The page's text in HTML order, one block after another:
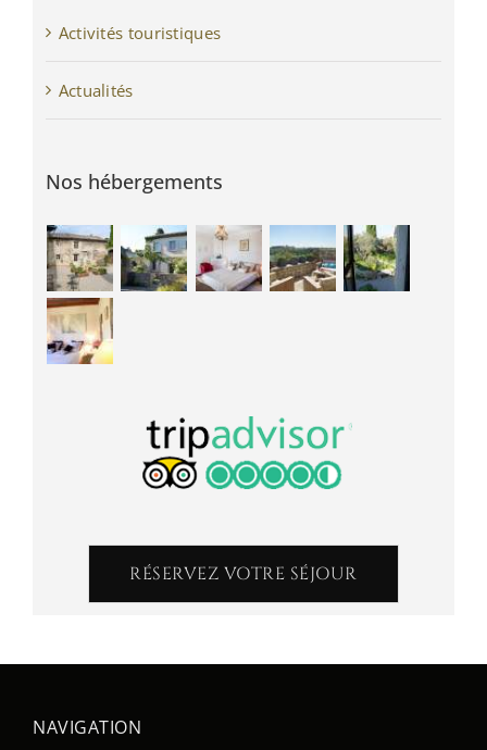
Activités touristiques
Actualités
Nos hébergements
RÉSERVEZ VOTRE SÉJOUR
NAVIGATION